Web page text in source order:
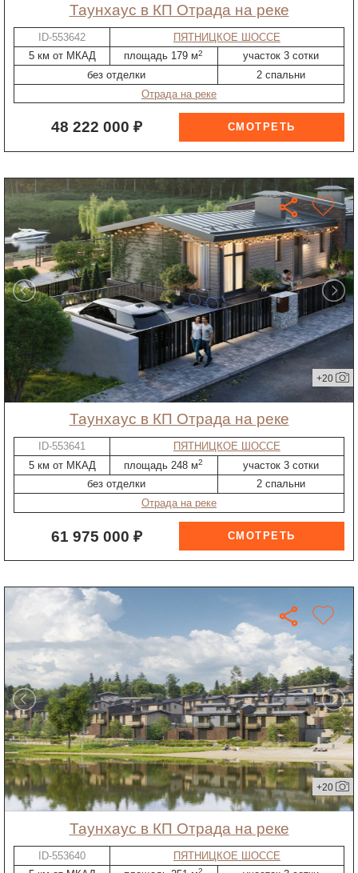
таунхаус в КП Отрада на реке
ID-553642
ПЯТНИЦКОЕ ШОССЕ
5 км от МКАД
площадь 179 м2
участок 3 сотки
без отделки
2 спальни
Отрада на реке
48 222 000 ₽
+20
таунхаус в КП Отрада на реке
ID-553641
ПЯТНИЦКОЕ ШОССЕ
5 км от МКАД
площадь 248 м2
участок 3 сотки
без отделки
2 спальни
Отрада на реке
61 975 000 ₽
+20
таунхаус в КП Отрада на реке
ID-553640
ПЯТНИЦКОЕ ШОССЕ